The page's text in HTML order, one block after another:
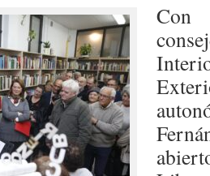
Con